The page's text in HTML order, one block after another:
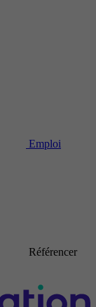
Emploi
Référencer